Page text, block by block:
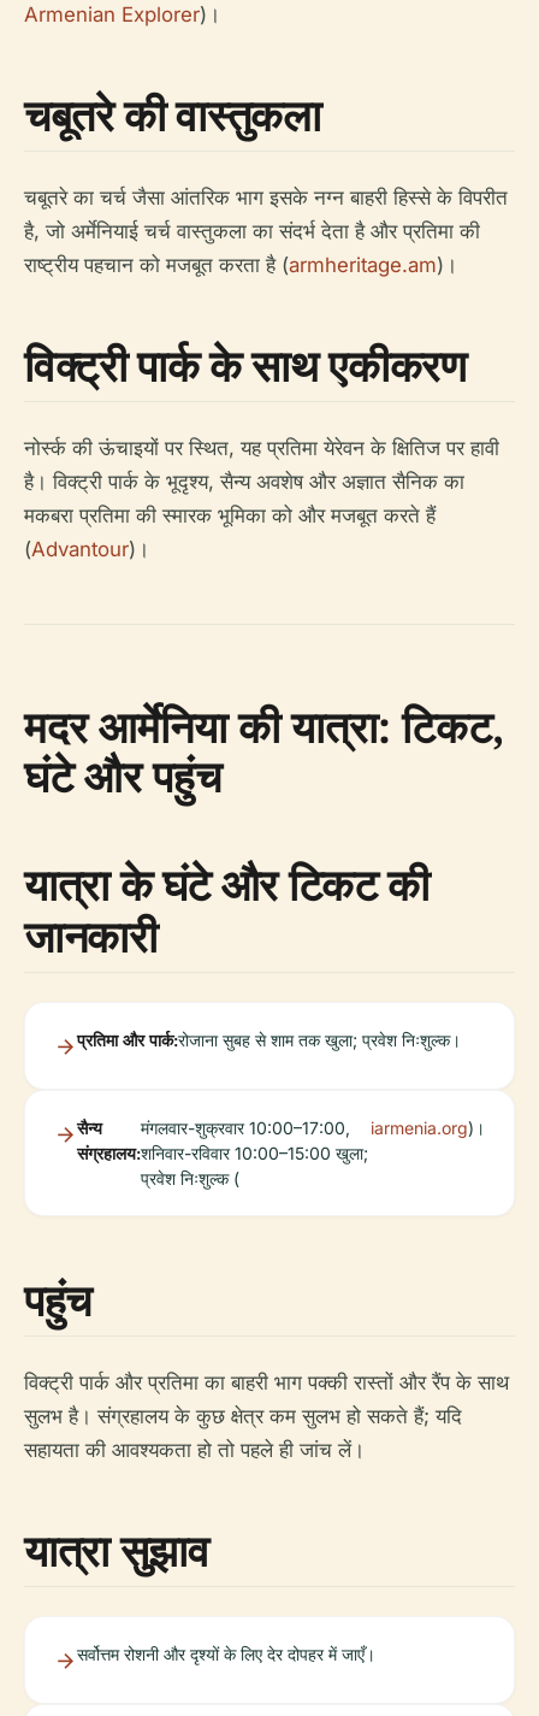
Armenian Explorer)।
चबूतरे की वास्तुकला
चबूतरे का चर्च जैसा आंतरिक भाग इसके नग्न बाहरी हिस्से के विपरीत
है, जो अर्मेनियाई चर्च वास्तुकला का संदर्भ देता है और प्रतिमा की
राष्ट्रीय पहचान को मजबूत करता है (armheritage.am)।
विक्ट्री पार्क के साथ एकीकरण
नोर्स्क की ऊंचाइयों पर स्थित, यह प्रतिमा येरेवन के क्षितिज पर हावी
है। विक्ट्री पार्क के भूदृश्य, सैन्य अवशेष और अज्ञात सैनिक का
मकबरा प्रतिमा की स्मारक भूमिका को और मजबूत करते हैं
(Advantour)।
मदर आर्मेनिया की यात्रा: टिकट,
घंटे और पहुंच
यात्रा के घंटे और टिकट की
जानकारी
प्रतिमा और पार्क:रोजाना सुबह से शाम तक खुला; प्रवेश निःशुल्क।
सैन्य
संग्रहालय:
मंगलवार-शुक्रवार 10:00–17:00,
शनिवार-रविवार 10:00–15:00 खुला;
प्रवेश निःशुल्क (
iarmenia.org)।
पहुंच
विक्ट्री पार्क और प्रतिमा का बाहरी भाग पक्की रास्तों और रैंप के साथ
सुलभ है। संग्रहालय के कुछ क्षेत्र कम सुलभ हो सकते हैं; यदि
सहायता की आवश्यकता हो तो पहले ही जांच लें।
यात्रा सुझाव
सर्वोत्तम रोशनी और दृश्यों के लिए देर दोपहर में जाएँ।